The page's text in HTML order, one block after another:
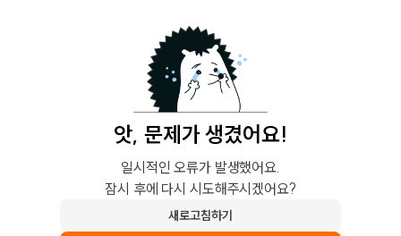
앗, 문제가 생겼어요!
일시적인 오류가 발생했어요.
잠시 후에 다시 시도해주시겠어요?
새로고침하기